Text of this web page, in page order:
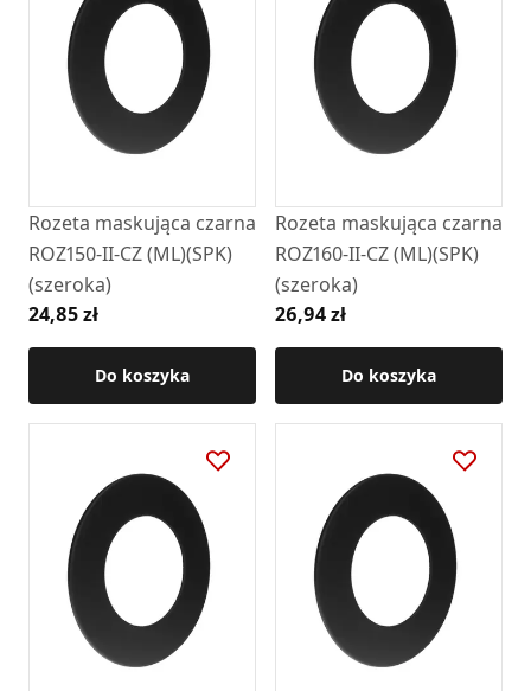
Rozeta maskująca czarna
ROZ150-II-CZ (ML)(SPK)
(szeroka)
24,85 zł
Do koszyka
Rozeta maskująca czarna
ROZ160-II-CZ (ML)(SPK)
(szeroka)
26,94 zł
Do koszyka